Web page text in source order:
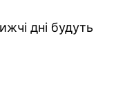
дні будуть